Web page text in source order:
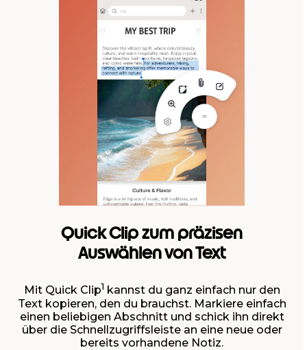
Quick Clip zum präzisen
Auswählen von Text
Mit Quick Clip1 kannst du ganz einfach nur den
Text kopieren, den du brauchst. Markiere einfach
einen beliebigen Abschnitt und schick ihn direkt
über die Schnellzugriffsleiste an eine neue oder
bereits vorhandene Notiz.